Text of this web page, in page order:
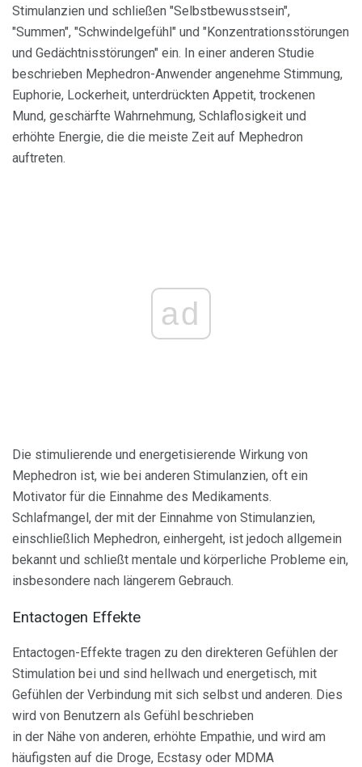
Stimulanzien und schließen "Selbstbewusstsein",
"Summen", "Schwindelgefühl" und "Konzentrationsstörungen
und Gedächtnisstörungen" ein. In einer anderen Studie
beschrieben Mephedron-Anwender angenehme Stimmung,
Euphorie, Lockerheit, unterdrückten Appetit, trockenen
Mund, geschärfte Wahrnehmung, Schlaflosigkeit und
erhöhte Energie, die die meiste Zeit auf Mephedron
auftreten.
ad
Die stimulierende und energetisierende Wirkung von
Mephedron ist, wie bei anderen Stimulanzien, oft ein
Motivator für die Einnahme des Medikaments.
Schlafmangel, der mit der Einnahme von Stimulanzien,
einschließlich Mephedron, einhergeht, ist jedoch allgemein
bekannt und schließt mentale und körperliche Probleme ein,
insbesondere nach längerem Gebrauch.
Entactogen Effekte
Entactogen-Effekte tragen zu den direkteren Gefühlen der
Stimulation bei und sind hellwach und energetisch, mit
Gefühlen der Verbindung mit sich selbst und anderen. Dies
wird von Benutzern als Gefühl beschrieben
in der Nähe von anderen, erhöhte Empathie, und wird am
häufigsten auf die Droge, Ecstasy oder MDMA